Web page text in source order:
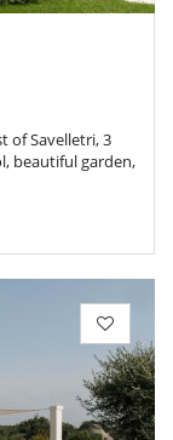
of Savelletri, 3
beautiful garden,